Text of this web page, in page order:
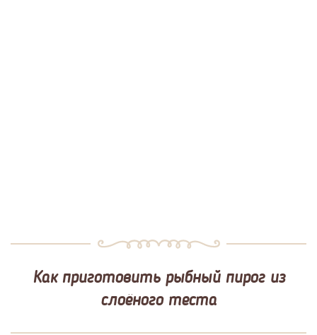
Как приготовить рыбный пирог из
слоёного теста